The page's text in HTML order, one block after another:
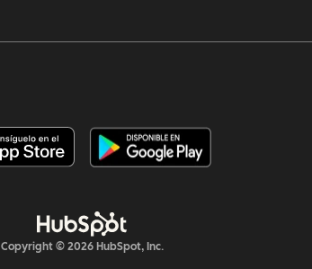
Copyright © 2026 HubSpot, Inc.